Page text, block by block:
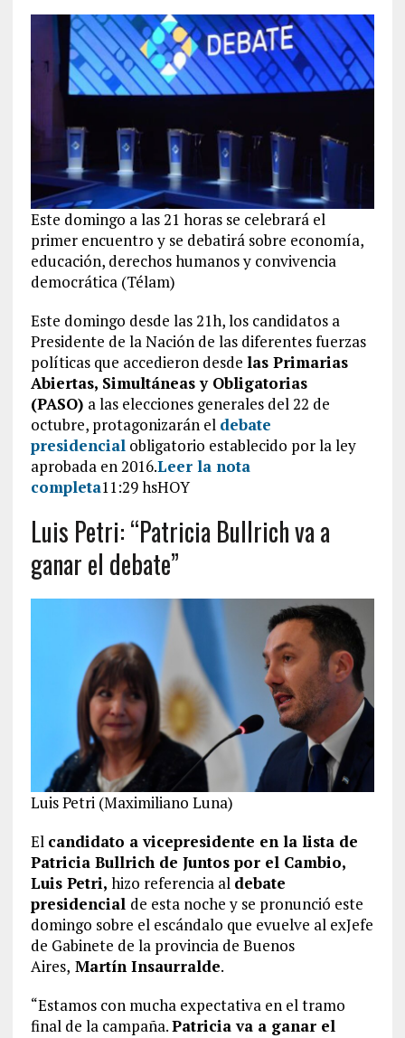
Este domingo a las 21 horas se celebrará el
primer encuentro y se debatirá sobre economía,
educación, derechos humanos y convivencia
democrática (Télam)
Este domingo desde las 21h, los candidatos a
Presidente de la Nación de las diferentes fuerzas
políticas que accedieron desde las Primarias
Abiertas, Simultáneas y Obligatorias
(PASO) a las elecciones generales del 22 de
octubre, protagonizarán el debate
presidencial obligatorio establecido por la ley
aprobada en 2016.Leer la nota
completa11:29 hsHOY
Luis Petri: “Patricia Bullrich va a
ganar el debate”
Luis Petri (Maximiliano Luna)
El candidato a vicepresidente en la lista de
Patricia Bullrich de Juntos por el Cambio,
Luis Petri, hizo referencia al debate
presidencial de esta noche y se pronunció este
domingo sobre el escándalo que evuelve al exJefe
de Gabinete de la provincia de Buenos
Aires, Martín Insaurralde.
“Estamos con mucha expectativa en el tramo
final de la campaña.Patricia va a ganar el